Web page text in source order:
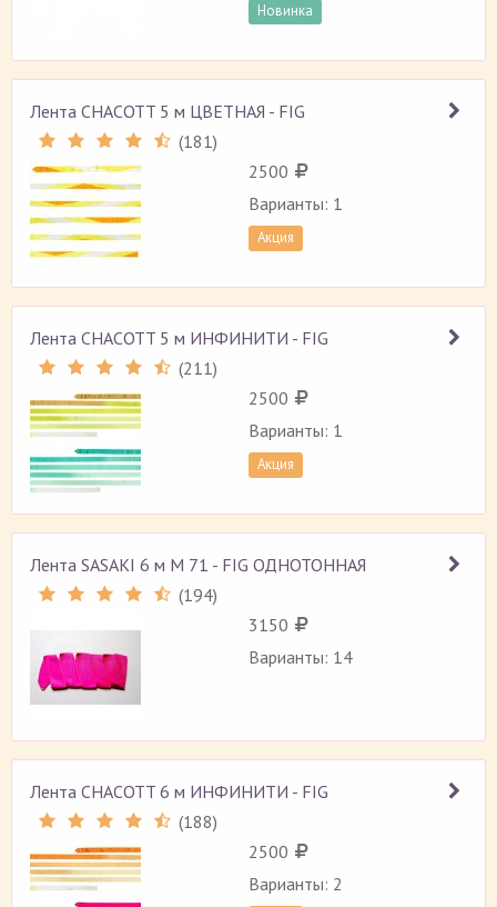
Новинка
Лента CHACOTT 5 м ЦВЕТНАЯ - FIG
(181)
2500
Варианты: 1
Акция
Лента CHACOTT 5 м ИНФИНИТИ - FIG
(211)
2500
Варианты: 1
Акция
Лента SASAKI 6 м M 71 - FIG ОДНОТОННАЯ
(194)
3150
Варианты: 14
Лента CHACOTT 6 м ИНФИНИТИ - FIG
(188)
2500
Варианты: 2